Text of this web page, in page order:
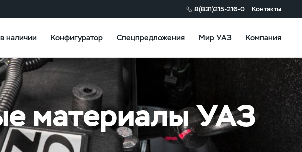
8(831)215-216-0 Контакты
наличии Конфигуратор Спецпредложения Мир УАЗ Компания
материалы УАЗ